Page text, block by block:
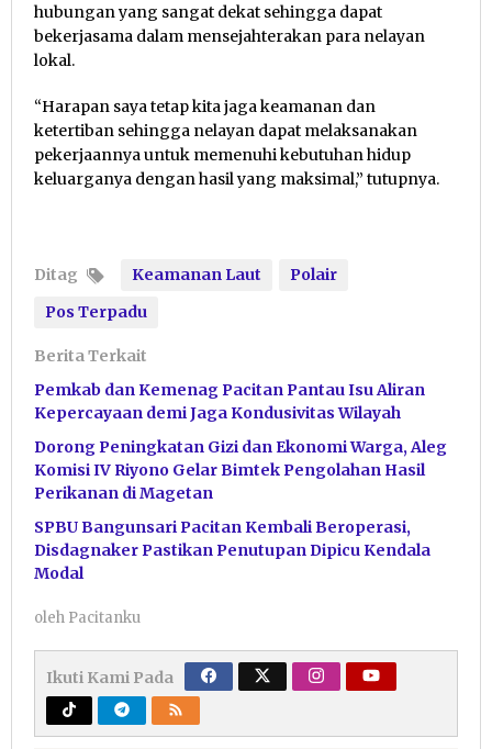
hubungan yang sangat dekat sehingga dapat
bekerjasama dalam mensejahterakan para nelayan
lokal.
“Harapan saya tetap kita jaga keamanan dan
ketertiban sehingga nelayan dapat melaksanakan
pekerjaannya untuk memenuhi kebutuhan hidup
keluarganya dengan hasil yang maksimal,” tutupnya.
Ditag Keamanan Laut
Polair
Pos Terpadu
Berita Terkait
Pemkab dan Kemenag Pacitan Pantau Isu Aliran
Kepercayaan demi Jaga Kondusivitas Wilayah
Dorong Peningkatan Gizi dan Ekonomi Warga, Aleg
Komisi IV Riyono Gelar Bimtek Pengolahan Hasil
Perikanan di Magetan
SPBU Bangunsari Pacitan Kembali Beroperasi,
Disdagnaker Pastikan Penutupan Dipicu Kendala
Modal
oleh Pacitanku
Ikuti Kami Pada